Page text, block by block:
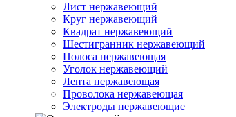
Лист нержавеющий
Круг нержавеющий
Квадрат нержавеющий
Шестигранник нержавеющий
Полоса нержавеющая
Уголок нержавеющий
Лента нержавеющая
Проволока нержавеющая
Электроды нержавеющие